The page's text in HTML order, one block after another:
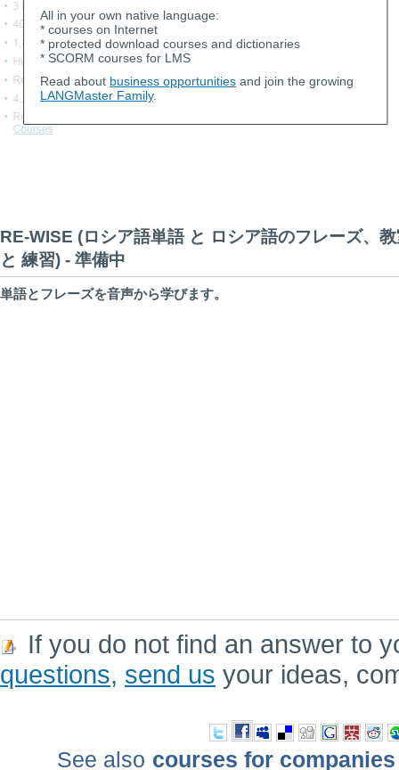
All in your own native language:
* courses on Internet
* protected download courses and dictionaries
* SCORM courses for LMS
Read about business opportunities and join the growing
LANGMaster Family.
RE-WISE (ロシア語単語 と ロシア語のフレーズ、
と 練習) - 準備中
単語とフレーズを音声から学びます。
If you do not find an answer to
questions, send us your ideas,
See also courses for companies